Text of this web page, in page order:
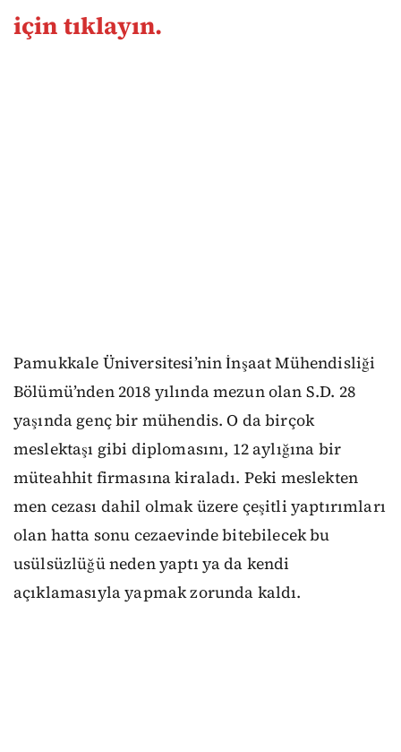
için tıklayın.
Pamukkale Üniversitesi’nin İnşaat Mühendisliği
Bölümü’nden 2018 yılında mezun olan S.D. 28
yaşında genç bir mühendis. O da birçok
meslektaşı gibi diplomasını, 12 aylığına bir
müteahhit firmasına kiraladı. Peki meslekten
men cezası dahil olmak üzere çeşitli yaptırımları
olan hatta sonu cezaevinde bitebilecek bu
usülsüzlüğü neden yaptı ya da kendi
açıklamasıyla yapmak zorunda kaldı.